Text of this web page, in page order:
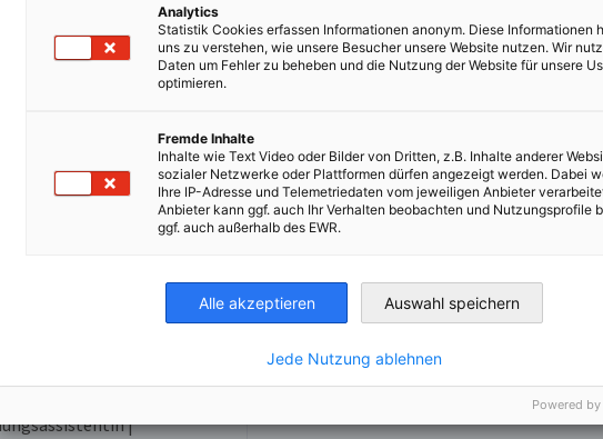
Um den Inhalt anzuzeigen, erlauben Sie in den Datenschutzeinstellungen
von Inhalten Dritter.
DATENSCHUTZEINSTELLUNGEN ÄNDERN
Barreto
|
Analytics
Statistik Cookies erfassen Informationen anonym. Diese Informationen
uns zu verstehen, wie unsere Besucher unsere Website nutzen. Wir
Daten um Fehler zu beheben und die Nutzung der Website für unsere
optimieren.
Fremde Inhalte
Inhalte wie Text Video oder Bilder von Dritten, z.B. Inhalte anderer
sozialer Netzwerke oder Plattformen dürfen angezeigt werden. Dabei
Ihre IP-Adresse und Telemetriedaten vom jeweiligen Anbieter
Anbieter kann ggf. auch Ihr Verhalten beobachten und Nutzungsprofile
ggf. auch außerhalb des EWR.
Alle akzeptieren Auswahl speichern
Jede Nutzung ablehnen
Powered by